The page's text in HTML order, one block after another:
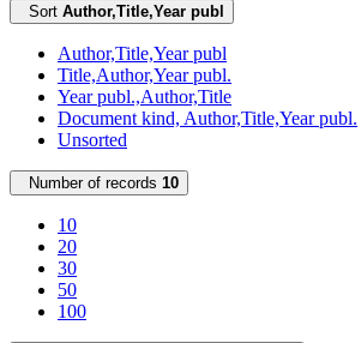
Sort Author,Title,Year publ
Author,Title,Year publ
Title,Author,Year publ.
Year publ.,Author,Title
Document kind, Author,Title,Year publ.
Unsorted
Number of records 10
10
20
30
50
100